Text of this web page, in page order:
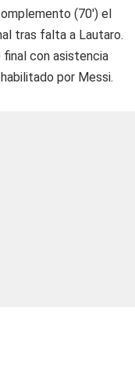
(70') el
tras falta a Lautaro.
final con asistencia
por Messi.